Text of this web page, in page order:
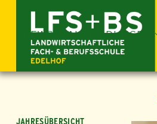
contentNEWS AUSBILDUNGEN
JAHRESÜBERSICHT